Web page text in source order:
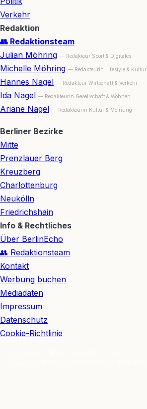
Verkehr
Redaktion
👥 Redaktionsteam
Julian Möhring — Redakteur Sport & Digitales
Michelle Möhring — Redakteurin Lifestyle & Kultur
Hannes Nagel — Redakteur Wirtschaft & Verkehr
Ida Nagel — Redakteurin Gesellschaft & Wohnen
Ariane Nagel — Redakteurin Kultur & Meinung
Berliner Bezirke
Mitte
Prenzlauer Berg
Kreuzberg
Charlottenburg
Neukölln
Friedrichshain
Info & Rechtliches
Über BerlinEcho
👥 Redaktionsteam
Kontakt
Werbung buchen
Mediadaten
Impressum
Datenschutz
Cookie-Richtlinie